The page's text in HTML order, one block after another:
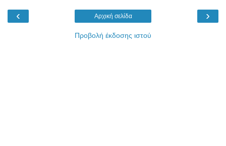
‹ ›
Αρχική σελίδα
Προβολή έκδοσης ιστού